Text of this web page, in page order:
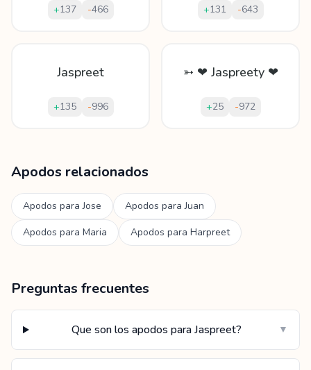
+137 -466 +131 -643
Jaspreet
+135 -996
➳ ❤ Jaspreety ❤
+25 -972
Apodos relacionados
Apodos paraJose Apodos paraJuan
Apodos para Maria Apodos para Harpreet
Preguntas frecuentes
Que son los apodos para Jaspreet? ▼